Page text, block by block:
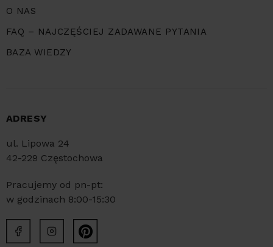
O NAS
FAQ – NAJCZĘŚCIEJ ZADAWANE PYTANIA
BAZA WIEDZY
ADRESY
ul. Lipowa 24
42-229 Częstochowa
Pracujemy od pn-pt:
w godzinach 8:00-15:30